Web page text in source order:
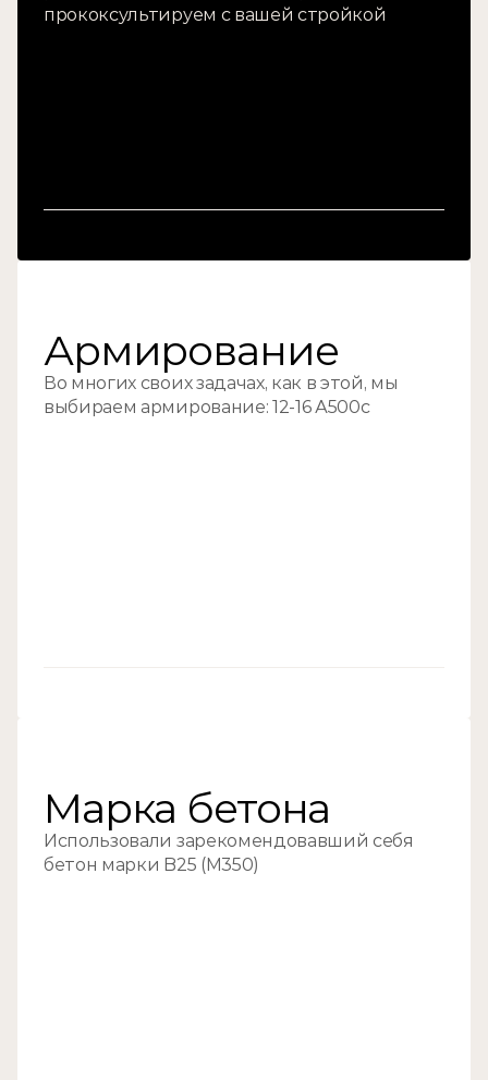
прококсультируем с вашей стройкой
//01
Армирование
Во многих своих задачах, как в этой, мы
выбираем армирование: 12-16 А500с
Марка бетона
Использовали зарекомендовавший себя
бетон марки B25 (M350)